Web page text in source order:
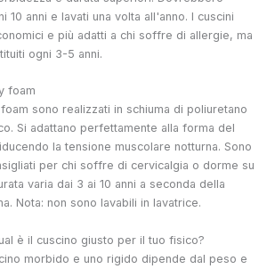
10 anni e lavati una volta all'anno. I cuscini
e più adatti a chi soffre di allergie, ma
ogni 3-5 anni.
foam
sono realizzati in schiuma di poliuretano
Si adattano perfettamente alla forma del
la tensione muscolare notturna. Sono
per chi soffre di cervicalgia o dorme su
varia dai 3 ai 10 anni a seconda della
Nota: non sono lavabili in lavatrice.
è il cuscino giusto per il tuo fisico?
morbido e uno rigido dipende dal peso e